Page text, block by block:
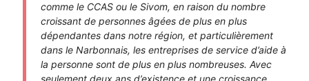
comme le CCAS ou le Sivom, en raison du nombre
croissant de personnes âgées de plus en plus
dépendantes dans notre région, et particulièrement
dans le Narbonnais, les entreprises de service d’aide à
la personne sont de plus en plus nombreuses. Avec